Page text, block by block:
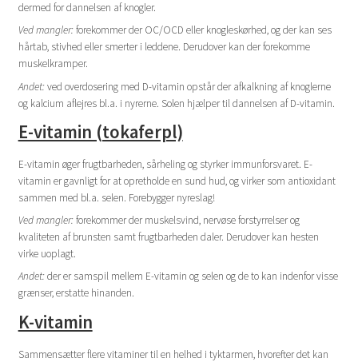
dermed for dannelsen af knogler.
Ved mangler:forekommer der OC/OCD eller knogleskørhed, og der kan ses
hårtab, stivhed eller smerter i leddene. Derudover kan der forekomme
muskelkramper.
Andet:ved overdosering med D-vitamin opstår der afkalkning af knoglerne
og kalcium aflejres bl.a. i nyrerne. Solen hjælper til dannelsen af D-vitamin.
E-vitamin (tokaferpl)
E-vitamin øger frugtbarheden, sårheling og styrker immunforsvaret. E-
vitamin er gavnligt for at opretholde en sund hud, og virker som antioxidant
sammen med bl.a. selen. Forebygger nyreslag!
Ved mangler:forekommer der muskelsvind, nervøse forstyrrelser og
kvaliteten af brunsten samt frugtbarheden daler. Derudover kan hesten
virke uoplagt.
Andet:der er samspil mellem E-vitamin og selen og de to kan indenfor visse
grænser, erstatte hinanden.
K-vitamin
Sammensætter flere vitaminer til en helhed i tyktarmen, hvorefter det kan